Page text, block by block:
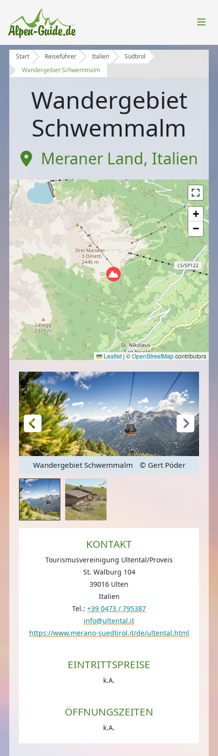
Start Reiseführer Italien
Südtirol
Wandergebiet Schwemmalm
Wandergebiet
Schwemmalm
Meraner Land, Italien
+
−
Leaflet | ©OpenStreetMapcontributors
Wandergebiet Schwemmalm
© Gert Pöder
KONTAKT
Tourismusvereinigung Ultental/Proveis
St. Walburg 104
39016 Ulten
Italien
Tel.: +39 0473 / 795387
info@ultental.it
https://www.merano-suedtirol.it/de/ultental.html
EINTRITTSPREISE
k.A.
ÖFFNUNGSZEITEN
k.A.